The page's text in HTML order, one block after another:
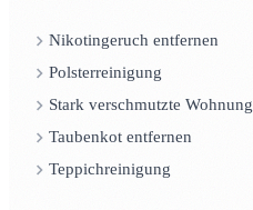
Nikotingeruch entfernen
Polsterreinigung
Stark verschmutzte Wohnung
Taubenkot entfernen
Teppichreinigung